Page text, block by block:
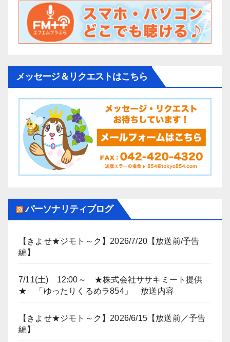
メッセージ＆リクエストはこちら
パーソナリティブログ
【きよせ★ジモト～ク】2026/7/20【放送前/予告
編】
7/11(土) 12:00～ ★株式会社ササキミート提供
★ 「ゆったりくるめラ854」 放送内容
【きよせ★ジモト～ク】2026/6/15【放送前／予告
編】